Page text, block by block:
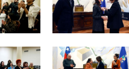
Zoom